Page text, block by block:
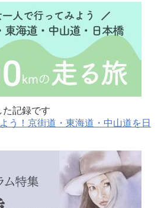
た記録です
う！京街道・東海道・中山道を日